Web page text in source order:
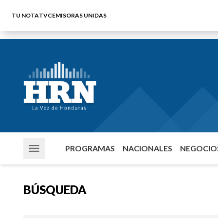
TU NOTATVCEMISORAS UNIDAS
PROGRAMAS NACIONALES
BÚSQUEDA